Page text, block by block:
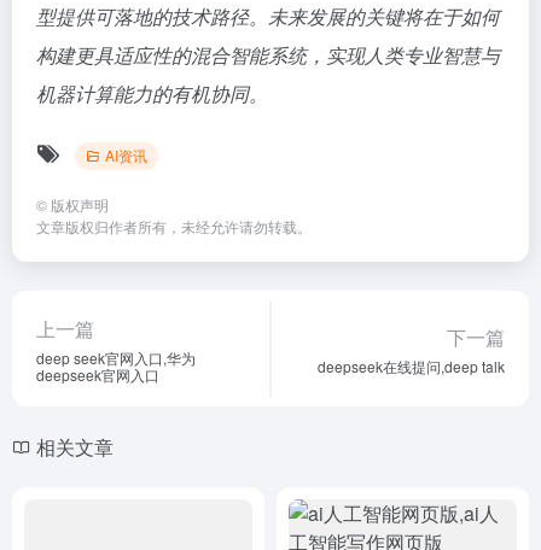
型提供可落地的技术路径。未来发展的关键将在于如何
构建更具适应性的混合智能系统，实现人类专业智慧与
机器计算能力的有机协同。
AI资讯
© 版权声明
文章版权归作者所有，未经允许请勿转载。
上一篇
deep seek官网入口,华为
deepseek官网入口
下一篇
deepseek在线提问,deep talk
相关文章